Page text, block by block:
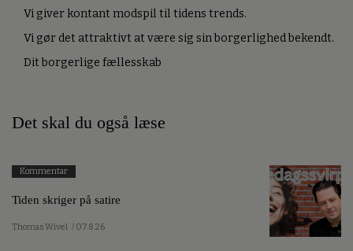
Vi giver kontant modspil til tidens trends.
Vi gør det attraktivt at være sig sin borgerlighed bekendt.
Dit borgerlige fællesskab
Det skal du også læse
Kommentar
Tiden skriger på satire
Thomas Wivel / 07.8.26